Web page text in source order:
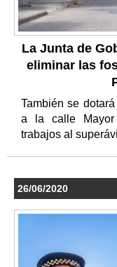
La Junta de
eliminar las
También se
a la calle Mayor
trabajos al
26/06/2020